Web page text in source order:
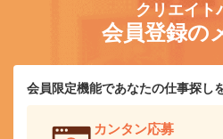
クリエイト
会員登録の
会員限定機能であなたの仕事探し
カンタン応募